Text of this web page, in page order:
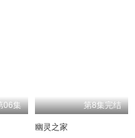
06集 第8集完结
幽灵之家